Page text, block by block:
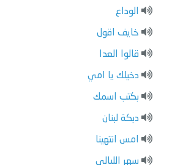
الوداع
خايف اقول
قالوا العدا
دخيلك يا امي
بكتب اسمك
دبكة لبنان
امس انتهينا
سهر الليالى